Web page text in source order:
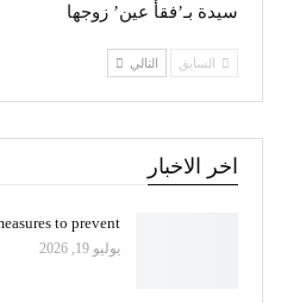
سيدة بـ’فقأ عين’ زوجها
السابق التالي
اخر الاخبار
to prevent…
يوليو 19, 2026